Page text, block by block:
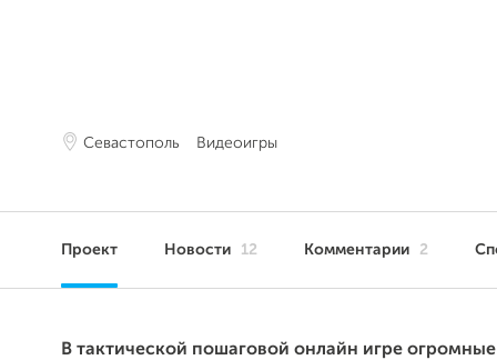
Севастополь Видеоигры
Проект Новости 12 Комментарии 2
В тактической пошаговой онлайн игре